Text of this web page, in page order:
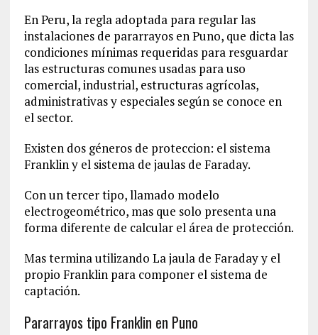
En Peru, la regla adoptada para regular las
instalaciones de pararrayos en Puno, que dicta las
condiciones mínimas requeridas para resguardar
las estructuras comunes usadas para uso
comercial, industrial, estructuras agrícolas,
administrativas y especiales según se conoce en
el sector.
Existen dos géneros de proteccion: el sistema
Franklin y el sistema de jaulas de Faraday.
Con un tercer tipo, llamado modelo
electrogeométrico, mas que solo presenta una
forma diferente de calcular el área de protección.
Mas termina utilizando La jaula de Faraday y el
propio Franklin para componer el sistema de
captación.
Pararrayos tipo Franklin en Puno